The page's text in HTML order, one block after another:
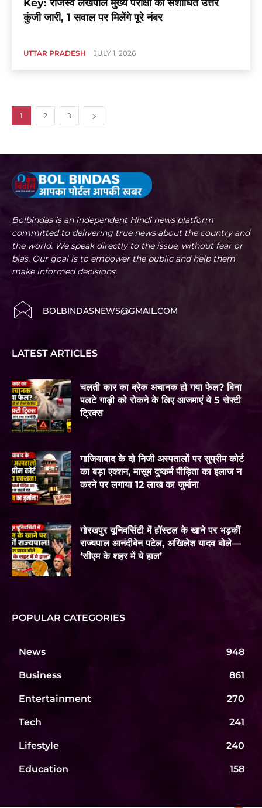
Key: राजस्व लेखपाल मुख्य परीक्षा की संशोधित उत्तर
कुंजी जारी, 1 सवाल पर मिलेंगे पूरे नंबर
UTTAR PRADESH JULY 1, 2026
1 2 3
Bolbindas is an independent Hindi news platform
committed to delivering true news about the country and
the world. We speak directly to the issue, without fear or
bias. Our goal is to empower the public and help them
make informed decisions.
BOLBINDASNEWS@GMAIL.COM
LATEST ARTICLES
चलती कार का ब्रेक अचानक हो गया फेल? बिना
पलटे गाड़ी को रोकने के लिए आजमाएं ये 5 सेफ्टी
ट्रिक्स
गाजियाबाद के दो निजी अस्पतालों पर सुप्रीम कोर्ट
का बड़ा एक्शन, मासूम दुष्कर्म पीड़िता का इलाज न
करने पर लगाया 12 लाख का जुर्माना
गोरखपुर यूनिवर्सिटी में हॉस्टल के खाने पर भड़कीं
राज्यपाल आनंदीबेन पटेल, अखिलेश यादव बोले—
‘सीएम के शहर में ये हाल’
POPULAR CATEGORIES
News 948
Business 861
Entertainment 270
Tech 241
Lifestyle 240
Education 158